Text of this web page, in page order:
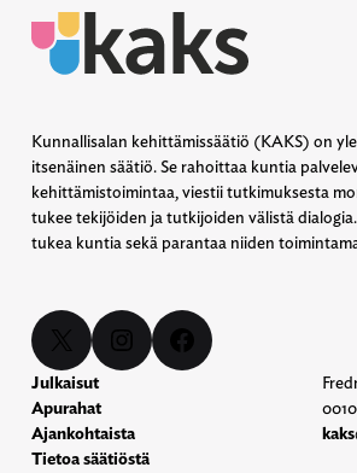
Kunnallisalan kehittämissäätiö (KAKS) on
itsenäinen säätiö. Se rahoittaa kuntia
kehittämistoimintaa, viestii tutkimuksesta
tukee tekijöiden ja tutkijoiden välistä
tukea kuntia sekä parantaa niiden
X Instagram Facebook
Julkaisut
Apurahat
Ajankohtaista
Tietoa säätiöstä